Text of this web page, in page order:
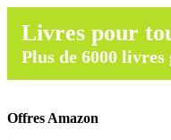
Livres pour
Plus de 6000
Offres Amazon